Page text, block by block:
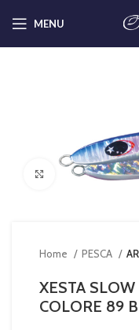
MENU
Clicca per
Home PESCA
XESTA
COLORE 89